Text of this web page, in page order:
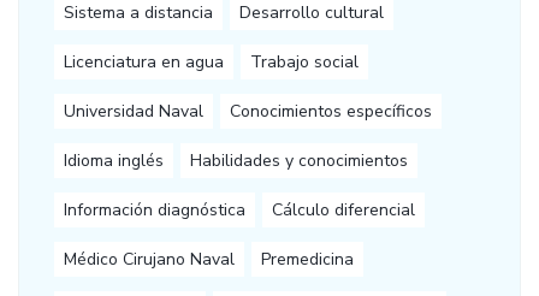
Sistema a distancia Desarrollo cultural
Licenciatura en agua Trabajo social
Universidad Naval Conocimientos específicos
Idioma inglés Habilidades y conocimientos
Información diagnóstica Cálculo diferencial
Médico Cirujano Naval Premedicina